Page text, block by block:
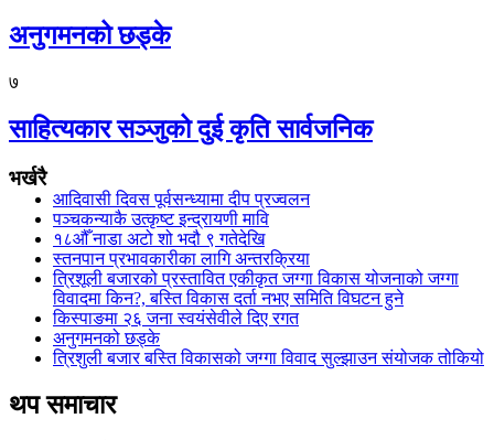
अनुगमनको छड्के
७
साहित्यकार सञ्जुको दुई कृति सार्वजनिक
भर्खरै
आदिवासी दिवस पूर्वसन्ध्यामा दीप प्रज्वलन
पञ्चकन्याकै उत्कृष्ट इन्द्रायणी मावि
१८औँ नाडा अटो शो भदौ ९ गतेदेखि
स्तनपान प्रभावकारीका लागि अन्तरक्रिया
त्रिशूली बजारको प्रस्तावित एकीकृत जग्गा विकास योजनाको जग्गा
विवादमा किन?, बस्ति विकास दर्ता नभए समिति विघटन हुने
किस्पाङमा २६ जना स्वयंसेवीले दिए रगत
अनुगमनको छड्के
त्रिशुली बजार बस्ति विकासको जग्गा विवाद सुल्झाउन संयोजक तोकियो
थप समाचार